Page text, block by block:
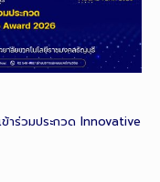
าร่วมประกวด Innovative